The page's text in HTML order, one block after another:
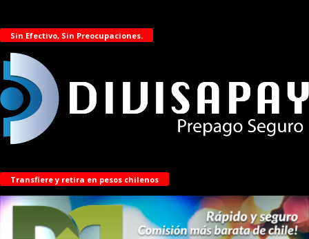
Sin Efectivo, Sin Preocupaciones.
Transfiere y retira en pesos chilenos